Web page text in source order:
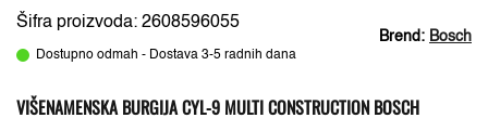
Brend: Bosch
Šifra proizvoda: 2608596055
Dostupno odmah - Dostava 3-5 radnih dana
VIŠENAMENSKA BURGIJA CYL-9 MULTI CONSTRUCTION BOSCH